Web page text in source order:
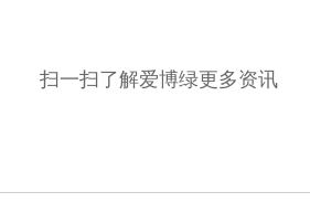
扫一扫了解爱博绿更多资讯